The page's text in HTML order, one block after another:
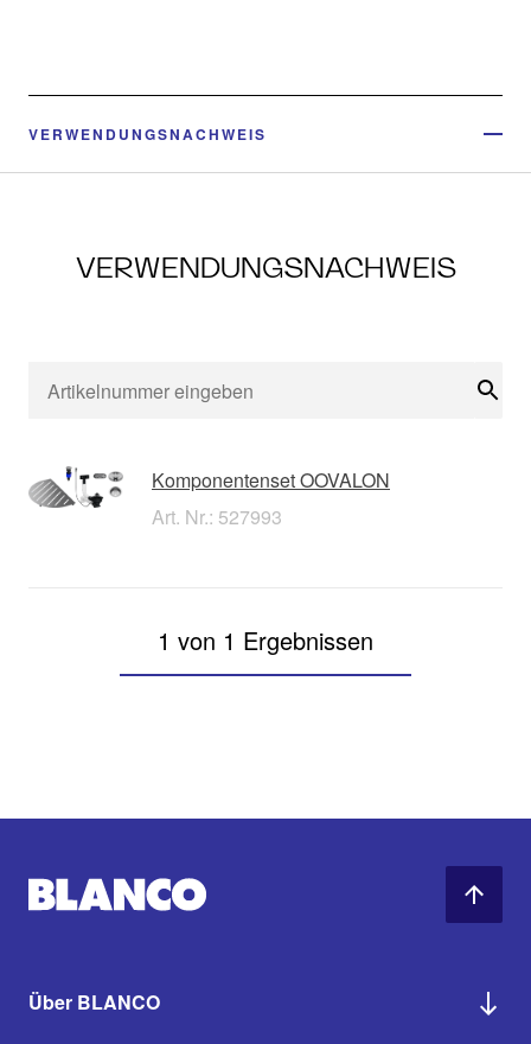
VERWENDUNGSNACHWEIS
VERWENDUNGSNACHWEIS
Komponentenset OOVALON
Art. Nr.: 527993
1 von 1 Ergebnissen
Über BLANCO